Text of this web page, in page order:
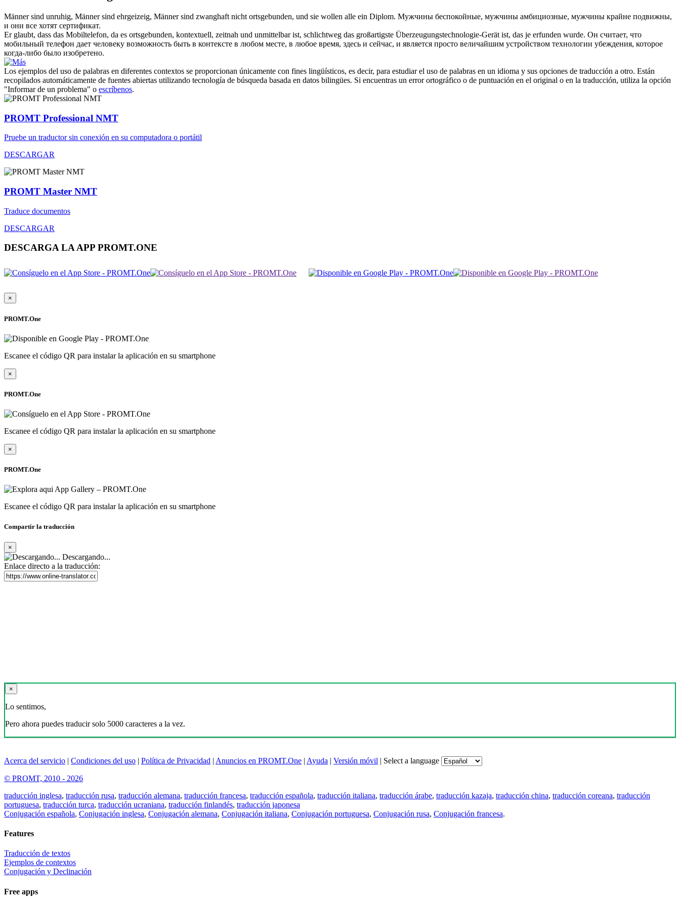
Männer sind unruhig, Männer sind ehrgeizeig, Männer sind zwanghaft nicht ortsgebunden, und sie wollen alle ein Diplom. Мужчины беспокойные, мужчины амбициозные, мужчины крайне подвижны,
и они все хотят сертификат.
Er glaubt, dass das Mobiltelefon, da es ortsgebunden, kontextuell, zeitnah und unmittelbar ist, schlichtweg das großartigste Überzeugungstechnologie-Gerät ist, das je erfunden wurde. Он считает, что
мобильный телефон дает человеку возможность быть в контексте в любом месте, в любое время, здесь и сейчас, и является просто величайшим устройством технологии убеждения, которое
когда-либо было изобретено.
Los ejemplos del uso de palabras en diferentes contextos se proporcionan únicamente con fines lingüísticos, es decir, para estudiar el uso de palabras en un idioma y sus opciones de traducción a otro. Están
recopilados automáticamente de fuentes abiertas utilizando tecnología de búsqueda basada en datos bilingües. Si encuentras un error ortográfico o de puntuación en el original o en la traducción, utiliza la opción
"Informar de un problema" o escríbenos.
PROMT Professional NMT
Pruebe un traductor sin conexión en su computadora o portátil
DESCARGAR
PROMT Master NMT
Traduce documentos
DESCARGAR
DESCARGA LA APP PROMT.ONE
×
PROMT.One
Escanee el código QR para instalar la aplicación en su smartphone
×
PROMT.One
Escanee el código QR para instalar la aplicación en su smartphone
×
PROMT.One
Escanee el código QR para instalar la aplicación en su smartphone
Compartir la traducción
×
Descargando...
Enlace directo a la traducción:
×
Lo sentimos,
Pero ahora puedes traducir solo 5000 caracteres a la vez.
Acerca del servicio | Condiciones del uso | Política de Privacidad | Anuncios en PROMT.One | Ayuda | Versión móvil | Select a language
© PROMT, 2010 - 2026
traducción inglesa, traducción rusa, traducción alemana, traducción francesa, traducción española, traducción italiana, traducción árabe, traducción kazaja, traducción china, traducción coreana, traducción
portuguesa, traducción turca, traducción ucraniana, traducción finlandés, traducción japonesa
Conjugación española, Conjugación inglesa, Conjugación alemana, Conjugación italiana, Conjugación portuguesa, Conjugación rusa, Conjugación francesa.
Features
Traducción de textos
Ejemplos de contextos
Conjugación y Declinación
Free apps